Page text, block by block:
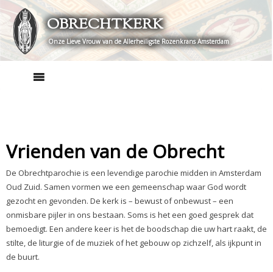
Skip
content
OBRECHTKERK
Onze Lieve Vrouw van de Allerheiligste Rozenkrans Amsterdam
Vrienden van de Obrecht
De Obrechtparochie is een levendige parochie midden in Amsterdam
Oud Zuid. Samen vormen we een gemeenschap waar God wordt
gezocht en gevonden. De kerk is – bewust of onbewust – een
onmisbare pijler in ons bestaan. Soms is het een goed gesprek dat
bemoedigt. Een andere keer is het de boodschap die uw hart raakt, de
stilte, de liturgie of de muziek of het gebouw op zichzelf, als ijkpunt in
de buurt.